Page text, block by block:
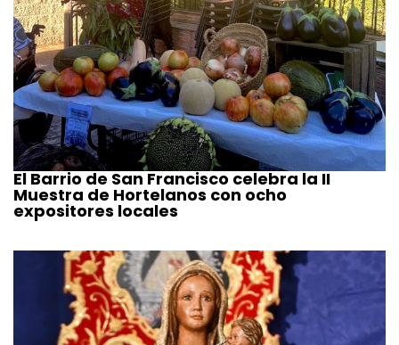
El Barrio de San Francisco celebra la II
Muestra de Hortelanos con ocho
expositores locales